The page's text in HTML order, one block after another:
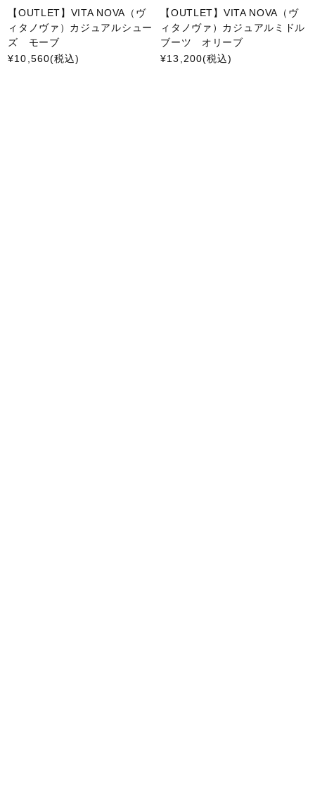
【OUTLET】VITA NOVA（ヴ
ィタノヴァ）カジュアルシュー
ズ モーブ
¥10,560(税込)
【OUTLET】VITA NOVA（ヴ
ィタノヴァ）カジュアルミドル
ブーツ オリーブ
¥13,200(税込)